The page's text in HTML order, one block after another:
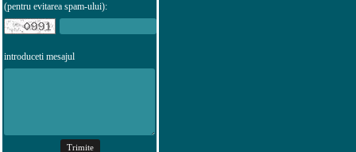
(pentru evitarea spam-ului):
introduceti mesajul